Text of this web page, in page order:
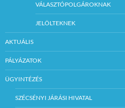
VÁLASZTÓPOLGÁROKNAK
JELÖLTEKNEK
AKTUÁLIS
PÁLYÁZATOK
ÜGYINTÉZÉS
SZÉCSÉNYI JÁRÁSI HIVATAL